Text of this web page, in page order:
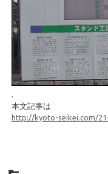
.
本文記事は
http://kyoto-seikei.com/